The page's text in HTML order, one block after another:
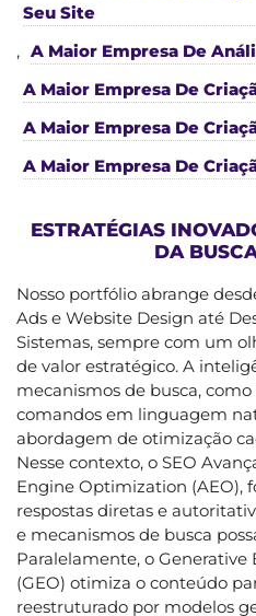
Seu Site
, A Maior Empresa De
A Maior Empresa De
A Maior Empresa De
A Maior Empresa De
ESTRATÉGIAS
DA
Nosso portfólio abrange
Ads e Website Design até
Sistemas, sempre com um
de valor estratégico. A
mecanismos de busca,
comandos em linguagem
abordagem de otimização
Nesse contexto, o SEO
Engine Optimization (AEO),
respostas diretas e
e mecanismos de busca
Paralelamente, o
(GEO) otimiza o conteúdo
reestruturado por modelos